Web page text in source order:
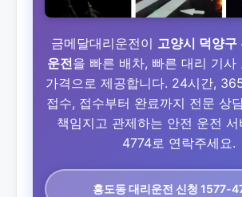
금메달대리운전이 고양시 덕양구
운전을 빠른 배차, 빠른 대리 기사
가격으로 제공합니다. 24시간,
접수, 접수부터 완료까지 전문 상
책임지고 관제하는 안전 운전
4774로 연락주세요.
흥도동 대리운전 신청 1577-